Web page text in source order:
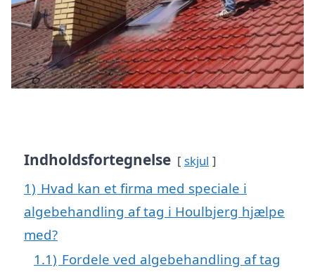
Indholdsfortegnelse skjul
1) Hvad kan et firma med speciale i
algebehandling af tag i Houlbjerg hjælpe
med?
1.1) Fordele ved algebehandling af tag